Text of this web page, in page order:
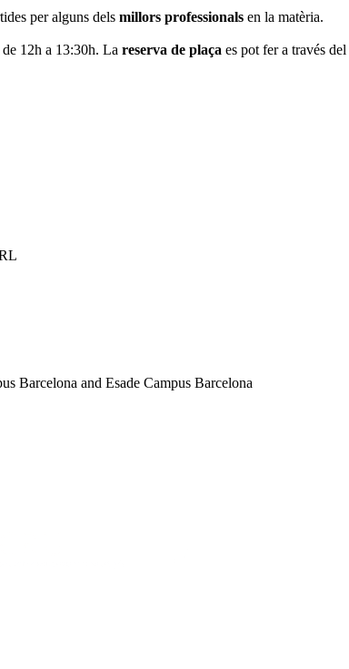
per alguns dels millors professionals en la matèria.
de 12h a 13:30h. La reserva de plaça es pot fer a través
Barcelona and Esade Campus Barcelona